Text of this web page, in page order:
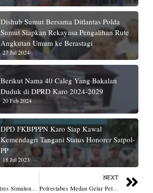
Dishub Sumut Bersama Ditlantas Polda
Sumut Siapkan Rekayasa Pengalihan Rute
Angkutan Umum ke Berastagi
27 Jul 2024
Berikut Nama 40 Caleg Yang Bakalan
Duduk di DPRD Karo 2024-2029
20 Feb 2024
DPD FKBPPPN Karo Siap Kawal
Kemendagri Tangani Status Honorer Satpol-
PP
18 Jul 2023
Sat Narkoba Polres Simalungun Gulung Pengedar Narkoba Nagori Marubun Jaya
NEXT
Polrestabes Medan Gelar Pelatihan Pra Operasi Kepolisian Antik Toba 2023